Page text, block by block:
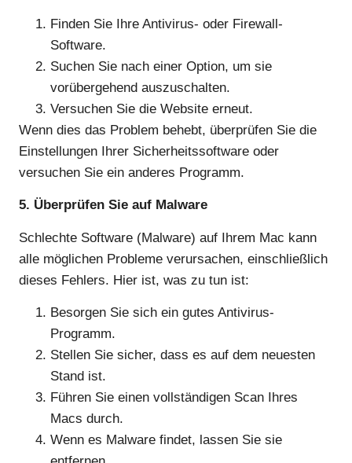
Finden Sie Ihre Antivirus- oder Firewall-
Software.
Suchen Sie nach einer Option, um sie
vorübergehend auszuschalten.
Versuchen Sie die Website erneut.
Wenn dies das Problem behebt, überprüfen Sie die
Einstellungen Ihrer Sicherheitssoftware oder
versuchen Sie ein anderes Programm.
5. Überprüfen Sie auf Malware
Schlechte Software (Malware) auf Ihrem Mac kann
alle möglichen Probleme verursachen, einschließlich
dieses Fehlers. Hier ist, was zu tun ist:
Besorgen Sie sich ein gutes Antivirus-
Programm.
Stellen Sie sicher, dass es auf dem neuesten
Stand ist.
Führen Sie einen vollständigen Scan Ihres
Macs durch.
Wenn es Malware findet, lassen Sie sie